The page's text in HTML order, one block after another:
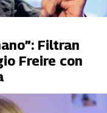
Filtran
Freire con